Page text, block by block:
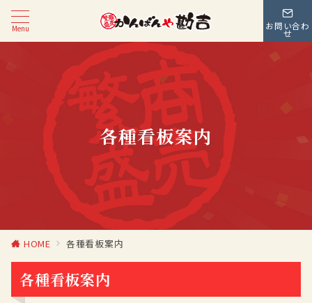
Menu お問い合わ
せ
各種看板案内
HOME 各種看板案内
各種看板案内